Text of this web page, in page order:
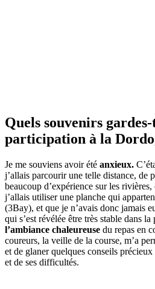
Quels souvenirs
participation à la
Je me souviens avoir été anxieux.
j’allais parcourir une telle distance, de
beaucoup d’expérience sur les
j’allais utiliser une planche qui
(3Bay), et que je n’avais donc jamais
qui s’est révélée être très stable dans
l’ambiance chaleureuse du repas en
coureurs, la veille de la course, m’a
et de glaner quelques conseils
et de ses difficultés.